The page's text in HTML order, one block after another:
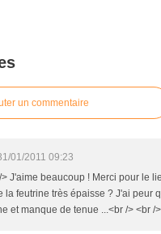
un commentaire
01/2011 09:23
J'aime beaucoup ! Merci pour le
la feutrine très épaisse ? J'ai peur
et manque de tenue ...<br /> <br /